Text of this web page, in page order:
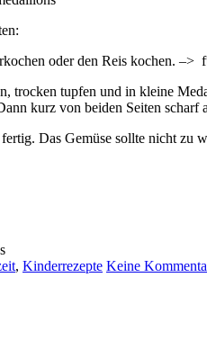
oder den Reis kochen.
trocken tupfen und in kleine
kurz von beiden Seiten
Das Gemüse sollte nicht zu
, Kinderrezepte Keine